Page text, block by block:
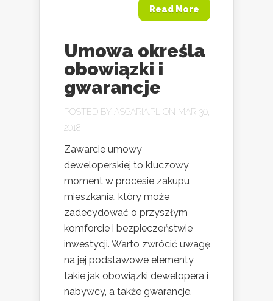
Read More
Umowa określa
obowiązki i
gwarancje
POSTED BY ASGARIA.PL
ON MAR 30,
2018
Zawarcie umowy
deweloperskiej to kluczowy
moment w procesie zakupu
mieszkania, który może
zadecydować o przyszłym
komforcie i bezpieczeństwie
inwestycji. Warto zwrócić uwagę
na jej podstawowe elementy,
takie jak obowiązki dewelopera i
nabywcy, a także gwarancje,